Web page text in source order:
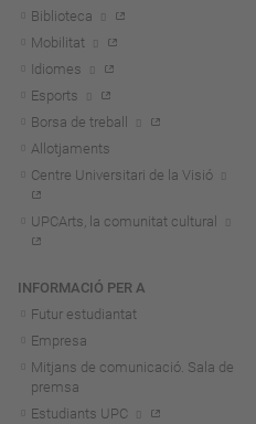
Biblioteca
Mobilitat
Idiomes
Esports
Borsa de treball
Allotjaments
Centre Universitari de la Visió
UPCArts, la comunitat cultural
INFORMACIÓ PER A
Futur estudiantat
Empresa
Mitjans de comunicació. Sala de
premsa
Estudiants UPC